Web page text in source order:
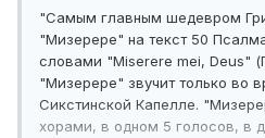
"Самым главным шедевром
"Мизерере" на текст 50
словами "Miserere mei, Deus"
"Мизерере" звучит только во
Сикстинской Капелле.
хорами, в одном 5 голосов, в